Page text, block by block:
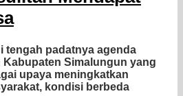
tengah padatnya agenda
Simalungun yang
upaya meningkatkan
kondisi berbeda